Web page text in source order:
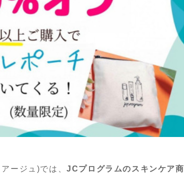
ージュ)では、JCプログラムのスキンケア商